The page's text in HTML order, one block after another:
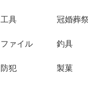
工具 冠婚葬祭
ファイル 釣具
防犯 製菓